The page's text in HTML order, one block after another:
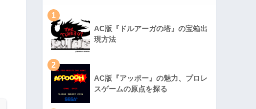
1
AC版『ドルアーガの塔』の宝箱出
現方法
2
AC版『アッポー』の魅力、プロレ
スゲームの原点を探る